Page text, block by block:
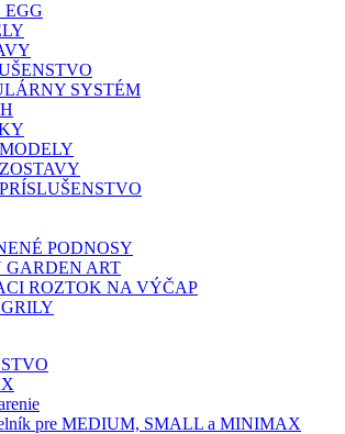
EGG
SYSTÉM
PODNOSY
GARDEN ART
ROZTOK NA VÝČAP
pre MEDIUM, SMALL a MINIMAX